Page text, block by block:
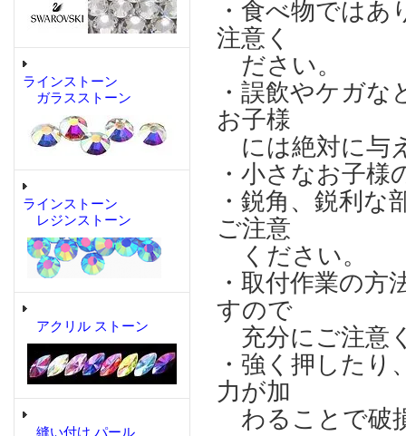
ラインストーン
ガラスストーン
ラインストーン
レジンストーン
アクリル ストーン
縫い付け パール
・食べ物では
注意く
ださい。
・誤飲やケガ
お子様
には絶対に与
・小さなお子
・鋭角、鋭利
ご注意
ください。
・取付作業の
すので
充分にご注意
・強く押した
力が加
わることで破